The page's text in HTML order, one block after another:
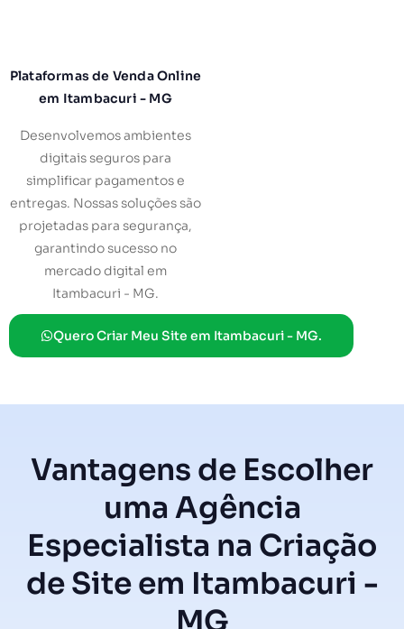
Plataformas de Venda Online
em Itambacuri - MG
Desenvolvemos ambientes
digitais seguros para
simplificar pagamentos e
entregas. Nossas soluções são
projetadas para segurança,
garantindo sucesso no
mercado digital em
Itambacuri - MG.
Quero Criar Meu Site em Itambacuri - MG.
Vantagens de Escolher
uma Agência
Especialista na Criação
de Site em Itambacuri -